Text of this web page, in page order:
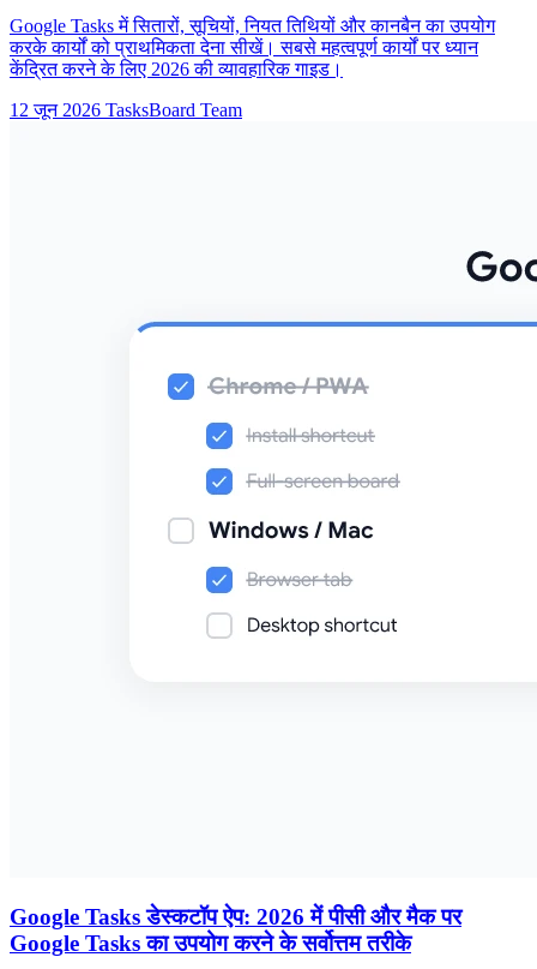
Google Tasks में सितारों, सूचियों, नियत तिथियों और कानबैन का उपयोग
करके कार्यों को प्राथमिकता देना सीखें। सबसे महत्वपूर्ण कार्यों पर ध्यान
केंद्रित करने के लिए 2026 की व्यावहारिक गाइड।
12 जून 2026 TasksBoard Team
Google Tasks डेस्कटॉप ऐप: 2026 में पीसी और मैक पर
Google Tasks का उपयोग करने के सर्वोत्तम तरीके